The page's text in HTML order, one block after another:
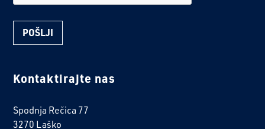
Kontaktirajte nas
Spodnja Rečica 77
3270 Laško